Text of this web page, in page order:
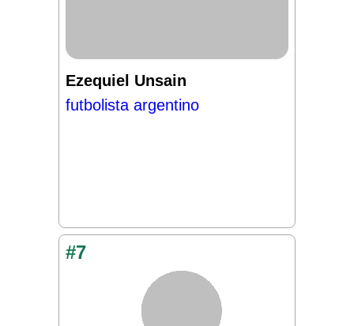
Ezequiel Unsain
futbolista argentino
#7